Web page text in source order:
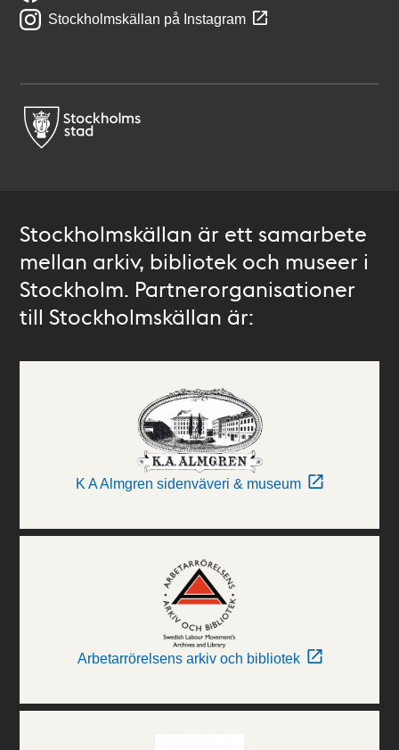
Stockholmskällan på Instagram
Stockholmskällan är ett samarbete
mellan arkiv, bibliotek och museer i
Stockholm. Partnerorganisationer
till Stockholmskällan är:
K A Almgren sidenväveri & museum
Arbetarrörelsens arkiv och bibliotek